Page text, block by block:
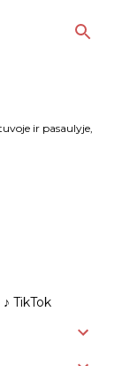
turinio
ir pasaulyje,
‎♪ TikTok